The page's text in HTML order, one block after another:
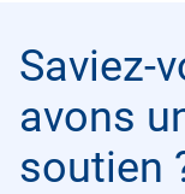
Saviez-
avons
soutien